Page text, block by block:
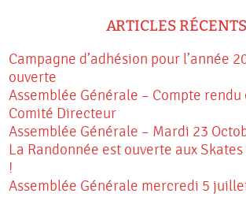
ARTICLES RÉCENTS
Campagne d’adhésion pour l’année
ouverte
Assemblée Générale – Compte rendu
Comité Directeur
Assemblée Générale – Mardi 23
La Randonnée est ouverte aux
!
Assemblée Générale mercredi 5